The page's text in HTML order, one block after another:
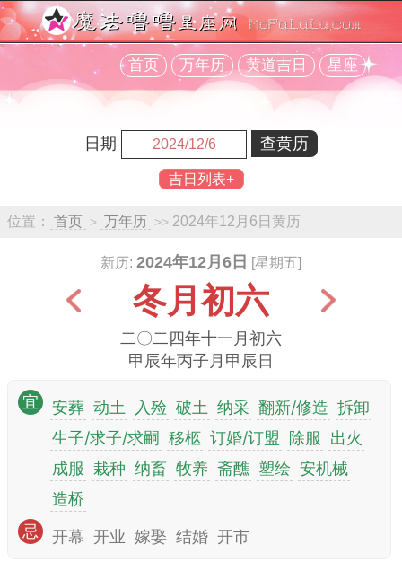
首页 万年历 黄道吉日 星座
日期
吉日列表+
位置： 首页 > 万年历 >> 2024年12月6日黄历
新历: 2024年12月6日 [星期五]
冬月初六
二〇二四年十一月初六
甲辰年丙子月甲辰日
宜 安葬 动土 入殓 破土 纳采 翻新/修造 拆卸
生子/求子/求嗣 移柩 订婚/订盟 除服
出火
成服 栽种 纳畜 牧养 斋醮 塑绘 安机械
造桥
忌 开幕 开业 嫁娶 结婚 开市